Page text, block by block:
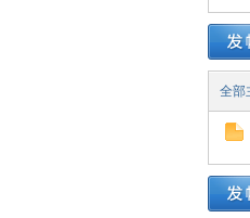
全部